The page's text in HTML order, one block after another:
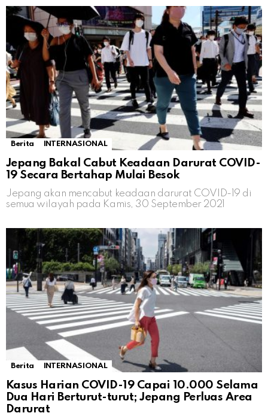
Berita INTERNASIONAL
Jepang Bakal Cabut Keadaan Darurat COVID-
19 Secara Bertahap Mulai Besok
Jepang akan mencabut keadaan darurat COVID-19 di
semua wilayah pada Kamis, 30 September 2021
Berita INTERNASIONAL
Kasus Harian COVID-19 Capai 10.000 Selama
Dua Hari Berturut-turut; Jepang Perluas Area
Darurat